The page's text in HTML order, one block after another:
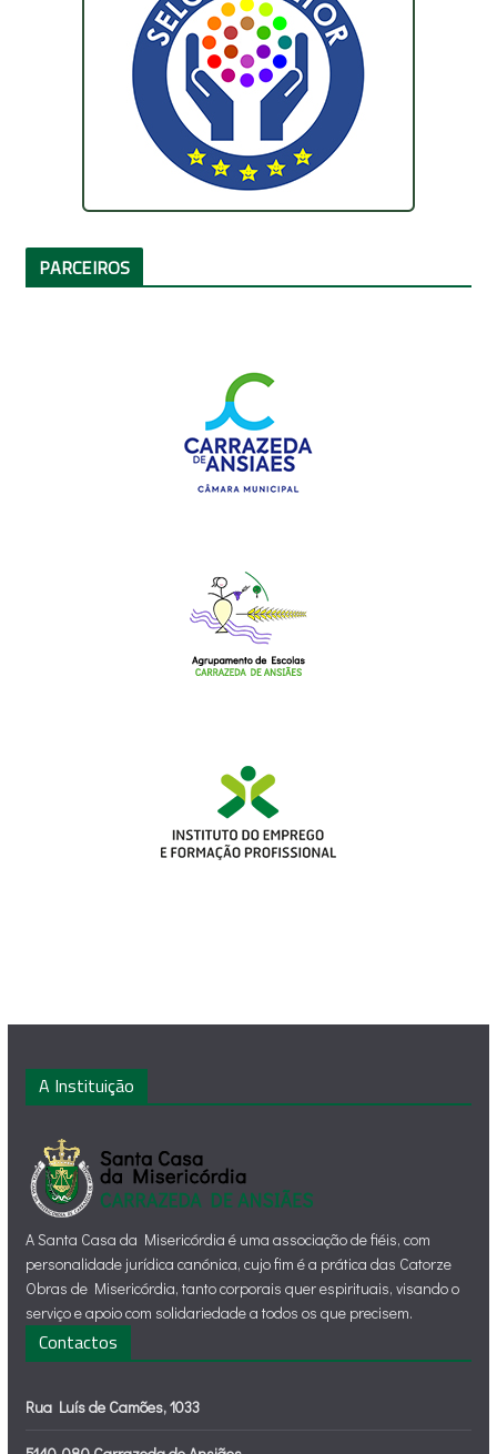
PARCEIROS
A Instituição
A Santa Casa da Misericórdia é uma associação de fiéis, com
personalidade jurídica canónica, cujo fim é a prática das Catorze
Obras de Misericórdia, tanto corporais quer espirituais, visando o
serviço e apoio com solidariedade a todos os que precisem.
Contactos
Rua Luís de Camões, 1033